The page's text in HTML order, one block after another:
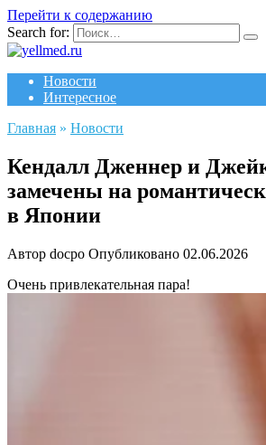
Перейти к содержанию
Search for:
Новости
Интересное
Главная » Новости
Кендалл Дженнер и
замечены на
в Японии
Автор docpo Опубликовано 02.06.2026
Очень привлекательная пара!